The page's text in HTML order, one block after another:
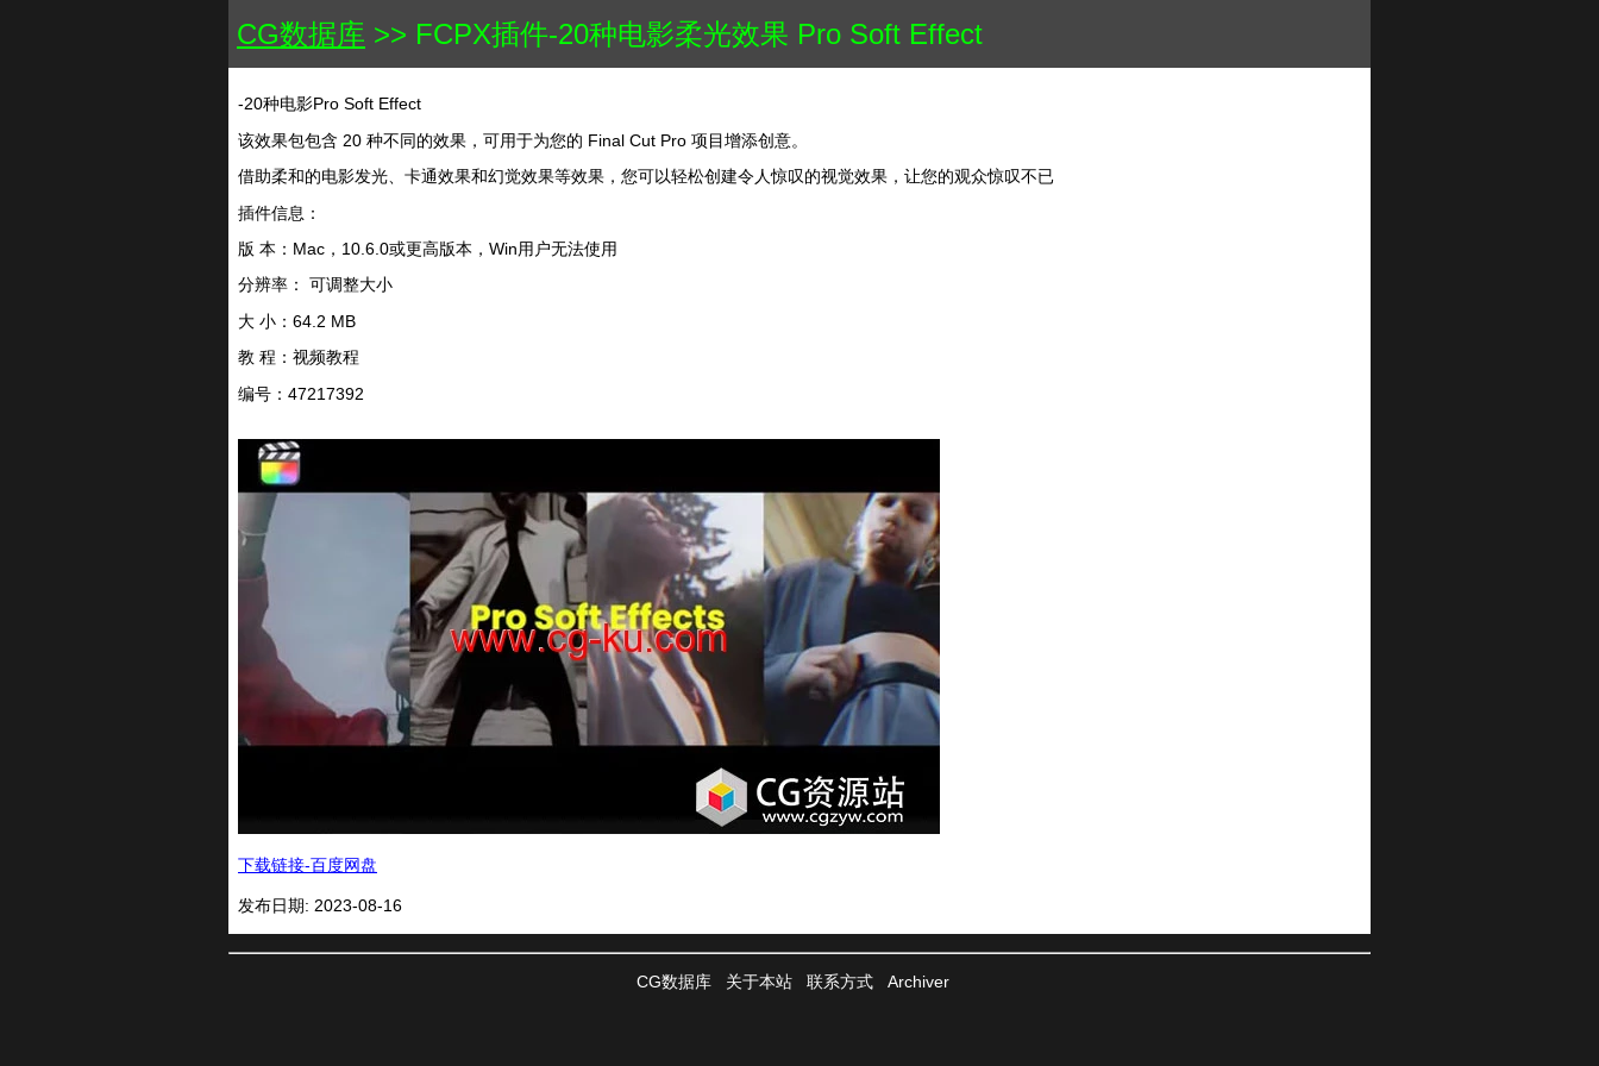
CG数据库 >> FCPX插件-20种电影柔光效果 Pro Soft Effect
-20种电影Pro Soft Effect
该效果包包含 20 种不同的效果，可用于为您的 Final Cut Pro 项目增添创意。
借助柔和的电影发光、卡通效果和幻觉效果等效果，您可以轻松创建令人惊叹的视觉效果，让您的观众惊叹不已
插件信息：
版 本：Mac，10.6.0或更高版本，Win用户无法使用
分辨率： 可调整大小
大 小：64.2 MB
教 程：视频教程
编号：47217392
下载链接-百度网盘
发布日期: 2023-08-16
CG数据库 关于本站 联系方式 Archiver